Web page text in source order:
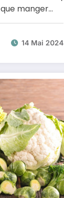
manger…
14 Mai 2024